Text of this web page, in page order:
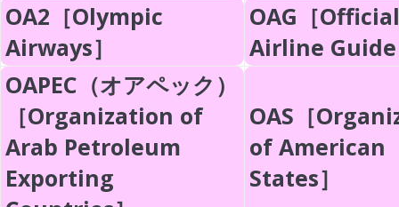
OA2［Olympic
Airways］
OAG［Official
Airline
OAPEC（オアペック）
［Organization of
Arab Petroleum
Exporting
OAS［
of American
States］